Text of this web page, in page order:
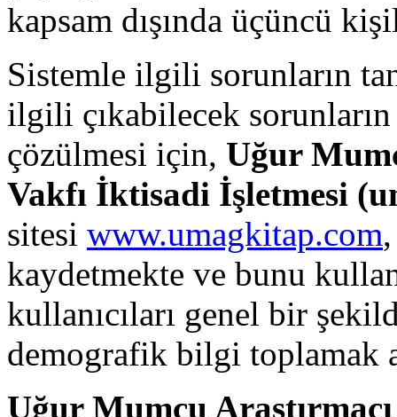
kapsam dışında üçüncü
Sistemle ilgili sorunların
ilgili çıkabilecek
çözülmesi için, Uğur
Vakfı İktisadi İşletmesi (
sitesi www.umagkitap.com
kaydetmekte ve bunu
kullanıcıları genel bir
demografik bilgi toplamak
Uğur Mumcu